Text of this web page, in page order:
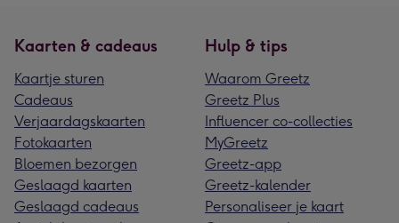
Kaarten & cadeaus
Kaartje sturen
Cadeaus
Verjaardagskaarten
Fotokaarten
Bloemen bezorgen
Geslaagd kaarten
Geslaagd cadeaus
Hulp & tips
Waarom Greetz
Greetz Plus
Influencer co-collecties
MyGreetz
Greetz-app
Greetz-kalender
Personaliseer je kaart